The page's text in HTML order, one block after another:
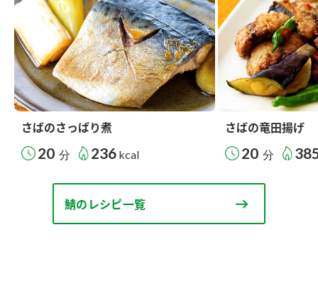
さばのさっぱり煮
20 分 236 kcal
さばの竜田揚げ
20 分
鯖のレシピ一覧